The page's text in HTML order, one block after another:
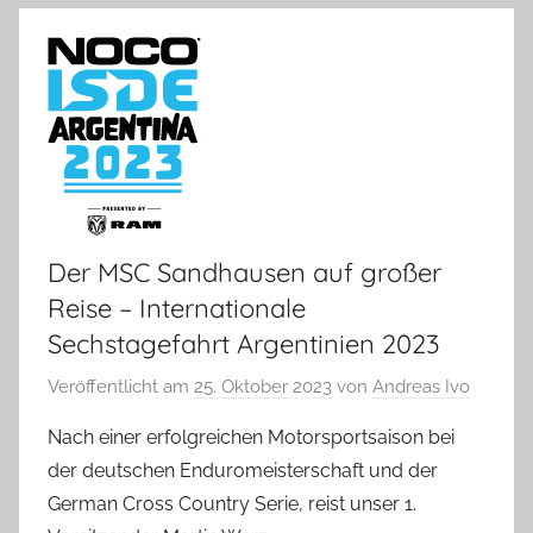
Der MSC Sandhausen auf großer
Reise – Internationale
Sechstagefahrt Argentinien 2023
Veröffentlicht am 25. Oktober 2023 von Andreas Ivo
Nach einer erfolgreichen Motorsportsaison bei
der deutschen Enduromeisterschaft und der
German Cross Country Serie, reist unser 1.